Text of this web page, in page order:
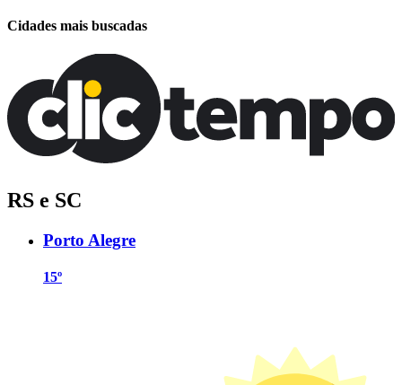
Cidades mais buscadas
RS e SC
Porto Alegre
15º